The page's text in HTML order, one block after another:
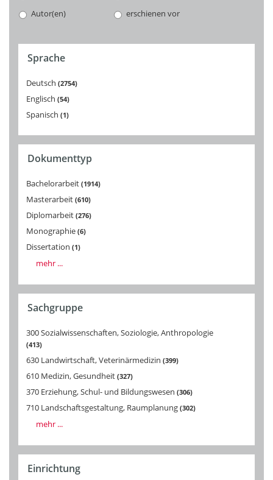
Autor(en)
erschienen vor
Sprache
Deutsch 2754
Englisch 54
Spanisch 1
Dokumenttyp
Bachelorarbeit 1914
Masterarbeit 610
Diplomarbeit 276
Monographie 6
Dissertation 1
mehr ...
Sachgruppe
300 Sozialwissenschaften, Soziologie, Anthropologie
413
630 Landwirtschaft, Veterinärmedizin 399
610 Medizin, Gesundheit 327
370 Erziehung, Schul- und Bildungswesen 306
710 Landschaftsgestaltung, Raumplanung 302
mehr ...
Einrichtung